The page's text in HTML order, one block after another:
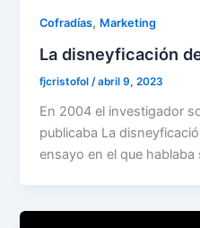
Cofradías, Marketing
La disneyficación
fjcristofol/abril 9, 2023
En 2004 el investigador
publicaba La
ensayo en el que